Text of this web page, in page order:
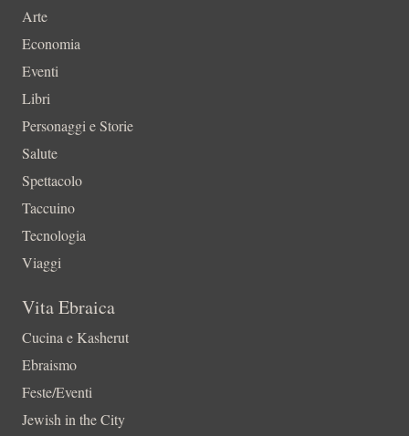
Arte
Economia
Eventi
Libri
Personaggi e Storie
Salute
Spettacolo
Taccuino
Tecnologia
Viaggi
Vita Ebraica
Cucina e Kasherut
Ebraismo
Feste/Eventi
Jewish in the City